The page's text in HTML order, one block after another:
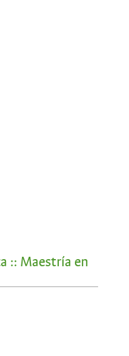
:: Maestría en